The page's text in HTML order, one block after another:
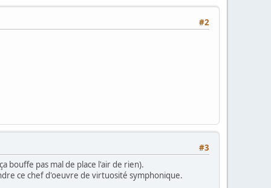
#2
#3
bouffe pas mal de place l'air de rien).
ce chef d'oeuvre de virtuosité symphonique.